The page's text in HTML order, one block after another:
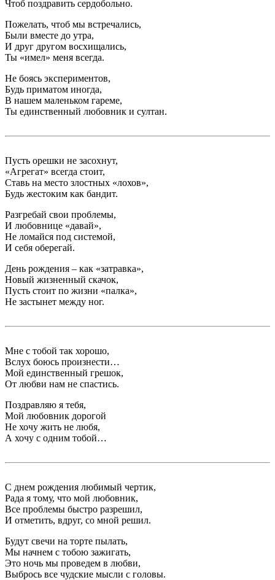
Чтоб поздравить сердобольно.
Пожелать, чтоб мы встречались,
Были вместе до утра,
И друг другом восхищались,
Ты «имел» меня всегда.
Не боясь экспериментов,
Будь приматом иногда,
В нашем маленьком гареме,
Ты единственный любовник и султан.
Пусть орешки не засохнут,
«Агрегат» всегда стоит,
Ставь на место злостных «лохов»,
Будь жестоким как бандит.
Разгребай свои проблемы,
И любовнице «давай»,
Не ломайся под системой,
И себя оберегай.
День рождения – как «затравка»,
Новый жизненный скачок,
Пусть стоит по жизни «палка»,
Не застынет между ног.
Мне с тобой так хорошо,
Вслух боюсь произнести…
Мой единственный грешок,
От любви нам не спастись.
Поздравляю я тебя,
Мой любовник дорогой
Не хочу жить не любя,
А хочу с одним тобой…
С днем рождения любимый чертик,
Рада я тому, что мой любовник,
Все проблемы быстро разрешил,
И отметить, вдруг, со мной решил.
Будут свечи на торте пылать,
Мы начнем с тобою зажигать,
Это ночь мы проведем в любви,
Выбрось все чудские мысли с головы.